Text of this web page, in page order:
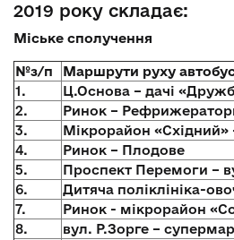
2019 року складає:
Міське сполучення
№з/п
Маршрути руху
1.
Ц.Основа – дачі
2.
Ринок –
3.
Мікрорайон «Східний»
4.
Ринок – Плодове
5.
Проспект Перемоги –
6.
Дитяча поліклініка-
7.
Ринок - мікрорайон
8.
вул. Р.Зорге –